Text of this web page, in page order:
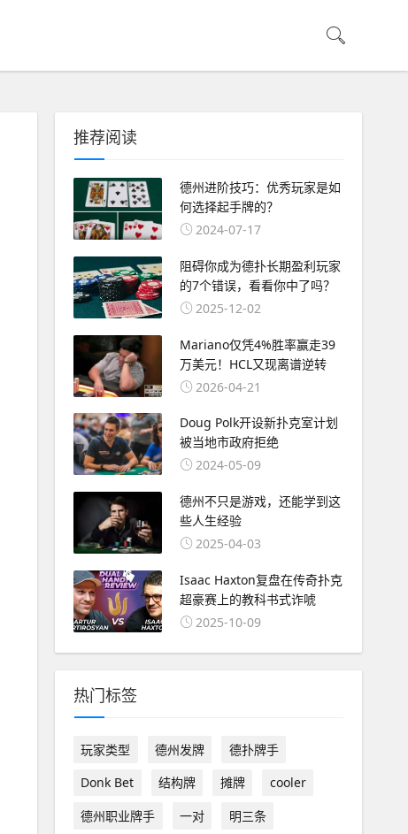
推荐阅读
德州进阶技巧：优秀玩家是如
何选择起手牌的？
2024-07-17
阻碍你成为德扑长期盈利玩家
的7个错误，看看你中了吗？
2025-12-02
Mariano仅凭4%胜率赢走39
万美元！HCL又现离谱逆转
2026-04-21
Doug Polk开设新扑克室计划
被当地市政府拒绝
2024-05-09
德州不只是游戏，还能学到这
些人生经验
2025-04-03
Isaac Haxton复盘在传奇扑克
超豪赛上的教科书式诈唬
2025-10-09
热门标签
玩家类型 德州发牌
德扑牌手
Donk Bet
结构牌 摊牌
cooler
德州职业牌手
一对
明三条